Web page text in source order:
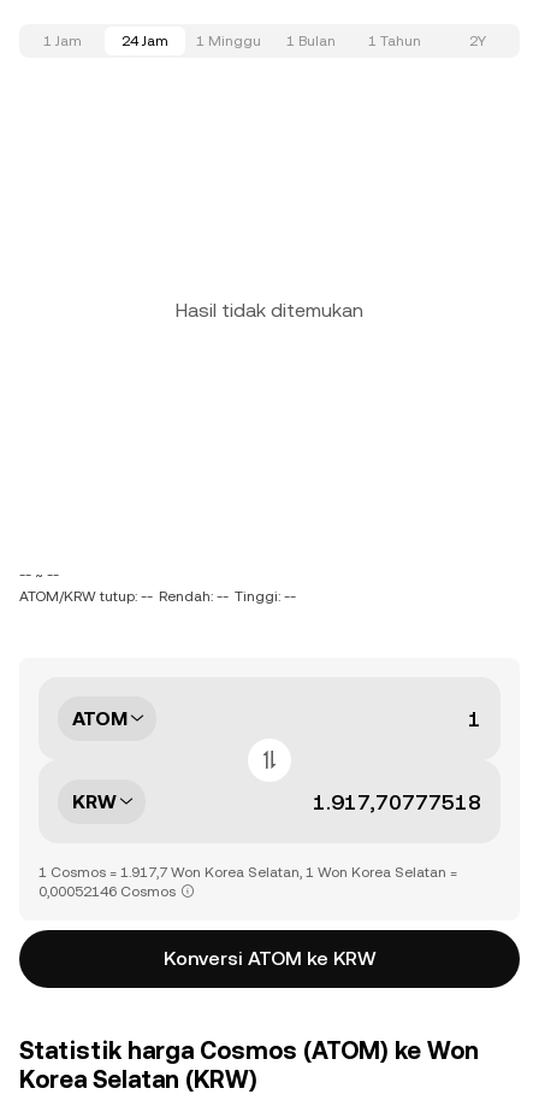
1 Jam 24 Jam 1 Minggu 1 Bulan 1 Tahun 2Y
Hasil tidak ditemukan
-- ~ --
ATOM/KRW tutup: -- Rendah: -- Tinggi: --
ATOM
KRW
1 Cosmos = 1.917,7 Won Korea Selatan, 1 Won Korea Selatan =
0,00052146 Cosmos
Konversi ATOM ke KRW
Statistik harga Cosmos (ATOM) ke Won
Korea Selatan (KRW)